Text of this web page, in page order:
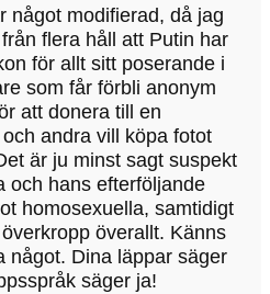
något modifierad, då jag
flera håll att Putin har
för allt sitt poserande i
som får förbli anonym
att donera till en
andra vill köpa fotot
är ju minst sagt suspekt
och hans efterföljande
homosexuella, samtidigt
överallt. Känns
något. Dina läppar säger
säger ja!